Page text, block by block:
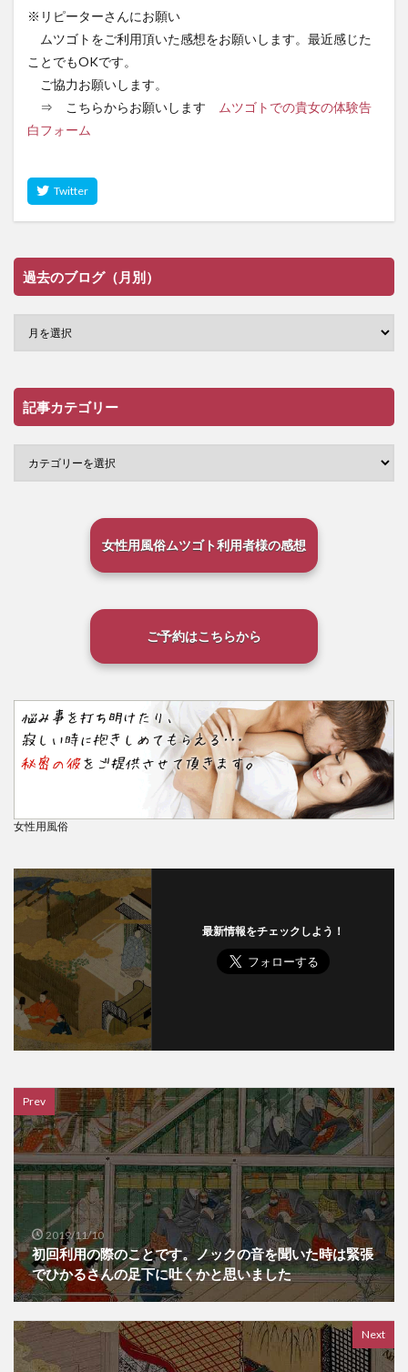
※リピーターさんにお願い
ムツゴトをご利用頂いた感想をお願いします。最近感じた
ことでもOKです。
ご協力お願いします。
⇒ こちらからお願いします
ムツゴトでの貴女の体験告
白フォーム
過去のブログ（月別）
記事カテゴリー
女性用風俗ムツゴト利用者様の感想
ご予約はこちらから
女性用風俗
最新情報をチェックしよう！
Prev
2019/11/10
初回利用の際のことです。ノックの音を聞いた時は緊張
でひかるさんの足下に吐くかと思いました
Next